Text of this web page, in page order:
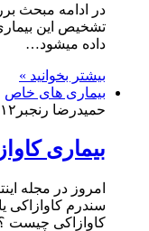
در ادامه مبحث
تشخیص این
داده میشود…
بیشتر بخوانید »
بیماری های خاص
حمیدرضا رنجبر ۱۲ شهریور, ۱۳۹۸
بیماری
امروز در مجله
سندرم کاوازاکی
کاوازاکی چیست